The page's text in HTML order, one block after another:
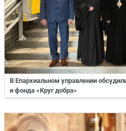
В Епархиальном управлении
и фонда «Круг добра»